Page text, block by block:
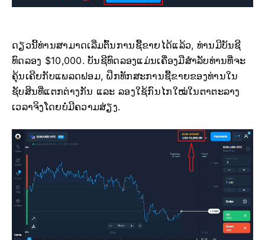
ດຽວນີ້ທ່ານສາມາດເລີ່ມຕົ້ນການຊື້ຂາຍໄດ້ແລ້ວ, ທ່ານມີບັນຊີ
ທົດລອງ $10,000. ບັນຊີທົດລອງແມ່ນເຄື່ອງມືສຳລັບທ່ານທີ່ຈະ
ຄຸ້ນເຄີຍກັບແພລດຟອມ, ຝຶກທັກສະການຊື້ຂາຍຂອງທ່ານໃນ
ຊັບສິນທີ່ແຕກຕ່າງກັນ ແລະ ລອງໃຊ້ກົນໄກໃໝ່ໃນຕາຕະລາງ
ເວລາຈິງໂດຍບໍ່ມີຄວາມສ່ຽງ.